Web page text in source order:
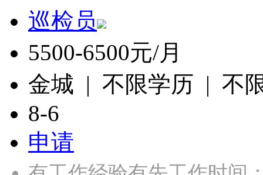
巡检员
5500-6500元/月
金城 | 不限学历 | 不
8-6
申请